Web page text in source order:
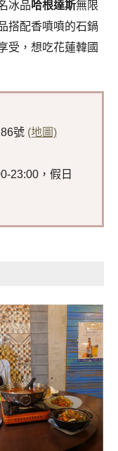
冰品哈根達斯無限
搭配香噴噴的石鍋
受，想吃花蓮韓國
號 (地圖)
23:00，假日